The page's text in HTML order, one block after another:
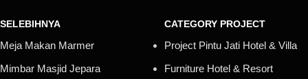
SELEBIHNYA
Meja Makan Marmer
Mimbar Masjid Jepara
CATEGORY PROJECT
Project Pintu Jati Hotel & Villa
Furniture Hotel & Resort